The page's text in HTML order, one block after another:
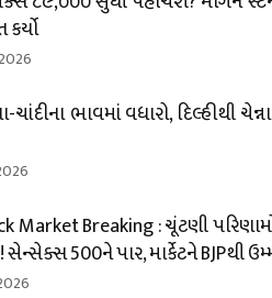
ચાંદીના ભાવમાં વધારો,
Market Breaking : ચૂંટણી
સેન્સેક્સ 500ને પાર, માર્કેટને BJPથી